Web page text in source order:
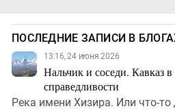
ПОСЛЕДНИЕ ЗАПИСИ В
13:16, 24 июня 2026
Нальчик и соседи. Кавказ
справедливости
Река имени Хизира. Или что-то